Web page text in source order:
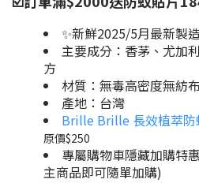
✨新鮮2025/5月最新製
主要成分：香茅、尤加
方
材質：無毒高密度無紡
產地：台灣
Brille Brille 長效植萃防
原價$250
專屬購物車隱藏加購特
主商品即可隨單加購)